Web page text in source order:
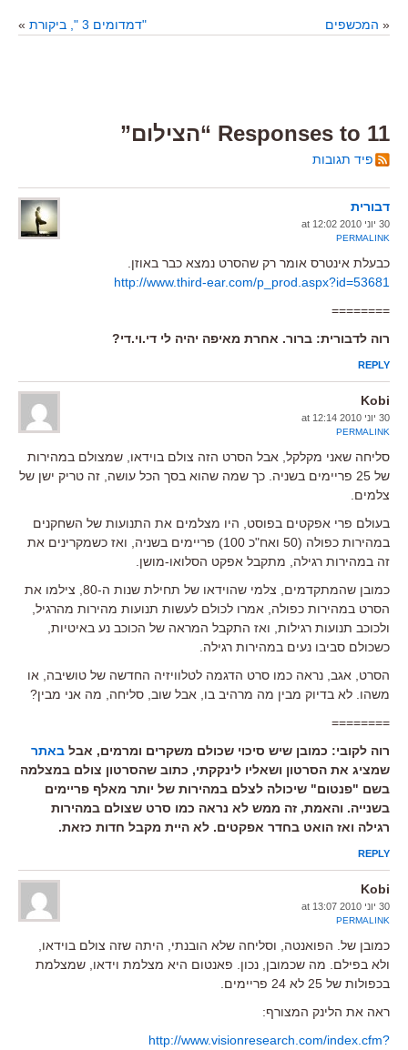
« המכשפים "דמדומים 3 ", ביקורת »
11 Responses to “הצילום”
פיד תגובות
דבורית
30 יוני 2010 at 12:02
PERMALINK
כבעלת אינטרס אומר רק שהסרט נמצא כבר באוזן.
http://www.third-ear.com/p_prod.aspx?id=53681
========
רוה לדבורית: ברור. אחרת מאיפה יהיה לי די.וי.די?
REPLY
Kobi
30 יוני 2010 at 12:14
PERMALINK
סליחה שאני מקלקל, אבל הסרט הזה צולם בוידאו, שמצולם במהירות
של 25 פריימים בשניה. כך שמה שהוא בסך הכל עושה, זה טריק ישן של
צלמים.
בעולם פרי אפקטים בפוסט, היו מצלמים את התנועות של השחקנים
במהירות כפולה (50 ואח"כ 100) פריימים בשניה, ואז כשמקרינים את
זה במהירות רגילה, מתקבל אפקט הסלואו-מושן.
כמובן שהמתקדמים, צלמי שהוידאו של תחילת שנות ה-80, צילמו את
הסרט במהירות כפולה, אמרו לכולם לעשות תנועות מהירות מהרגיל,
ולכוכב תנועות רגילות, ואז התקבל המראה של הכוכב נע באיטיות,
כשכולם סביבו נעים במהירות רגילה.
הסרט, אגב, נראה כמו סרט הדגמה לטלוויזיה החדשה של טושיבה, או
משהו. לא בדיוק מבין מה מרהיב בו, אבל שוב, סליחה, מה אני מבין?
========
רוה לקובי: כמובן שיש סיכוי שכולם משקרים ומרמים, אבל באתר
שמציג את הסרטון ושאליו לינקקתי, כתוב שהסרטון צולם במצלמה
בשם "פנטום" שיכולה לצלם במהירות של יותר מאלף פריימים
בשנייה. והאמת, זה ממש לא נראה כמו סרט שצולם במהירות
רגילה ואז הואט בחדר אפקטים. לא היית מקבל חדות כזאת.
REPLY
Kobi
30 יוני 2010 at 13:07
PERMALINK
כמובן של. הפואנטה, וסליחה שלא הובנתי, היתה שזה צולם בוידאו,
ולא בפילם. מה שכמובן, נכון. פאנטום היא מצלמת וידאו, שמצלמת
בכפולות של 25 לא 24 פריימים.
ראה את הלינק המצורף:
http://www.visionresearch.com/index.cfm?